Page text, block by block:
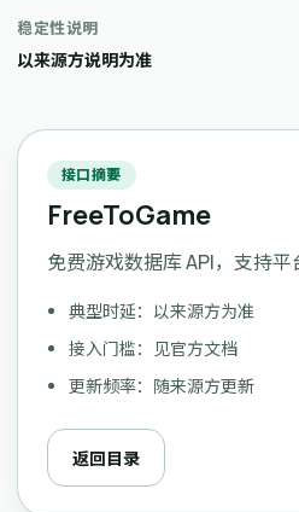
稳定性说明
以来源方说明为准
接口摘要
FreeToGame
免费游戏数据库 API，支持平
典型时延：以来源方为准
接入门槛：见官方文档
更新频率：随来源方更新
返回目录